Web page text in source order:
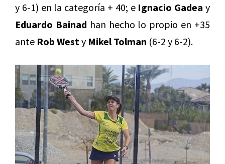
y 6-1) en la categoría + 40; e Ignacio Gadea y
Eduardo Bainad han hecho lo propio en +35
ante Rob West y Mikel Tolman (6-2 y 6-2).